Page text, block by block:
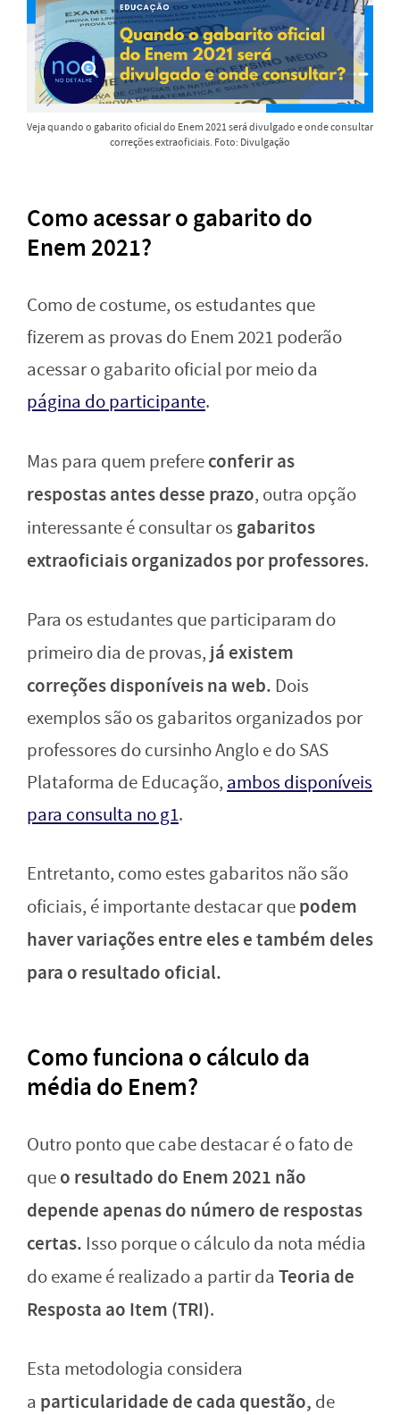
Veja quando o gabarito oficial do Enem 2021 será divulgado e onde consultar
correções extraoficiais. Foto: Divulgação
Como acessar o gabarito do
Enem 2021?
Como de costume, os estudantes que
fizerem as provas do Enem 2021 poderão
acessar o gabarito oficial por meio da
página do participante.
Mas para quem prefereconferir as
respostas antes desse prazo, outra opção
interessante é consultar os gabaritos
extraoficiais organizados por professores.
Para os estudantes que participaram do
primeiro dia de provas, já existem
correções disponíveis na web. Dois
exemplos são os gabaritos organizados por
professores do cursinho Anglo e do SAS
Plataforma de Educação, ambos disponíveis
para consulta no g1.
Entretanto, como estes gabaritos não são
oficiais, é importante destacar quepodem
haver variações entre eles e também deles
para o resultado oficial.
Como funciona o cálculo da
média do Enem?
Outro ponto que cabe destacar é o fato de
queo resultado do Enem 2021 não
depende apenas do número de respostas
certas. Isso porque o cálculo da nota média
do exame é realizado a partir da Teoria de
Resposta ao Item (TRI).
Esta metodologia considera
a particularidade de cada questão, de